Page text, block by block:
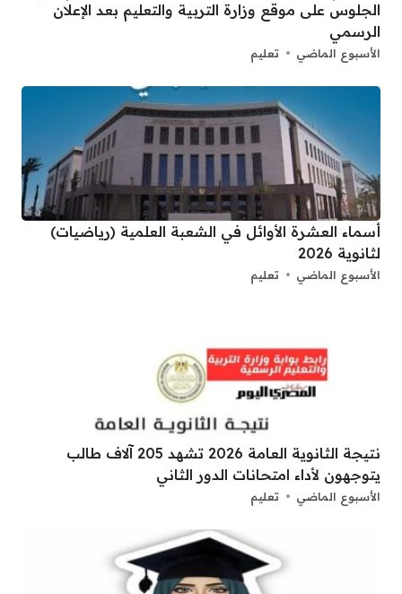
الجلوس على موقع وزارة التربية والتعليم بعد الإعلان
الرسمي
الأسبوع الماضي تعليم
أسماء العشرة الأوائل في الشعبة العلمية (رياضيات)
لثانوية 2026
الأسبوع الماضي تعليم
نتيجة الثانوية العامة 2026 تشهد 205 آلاف طالب
يتوجهون لأداء امتحانات الدور الثاني
الأسبوع الماضي تعليم